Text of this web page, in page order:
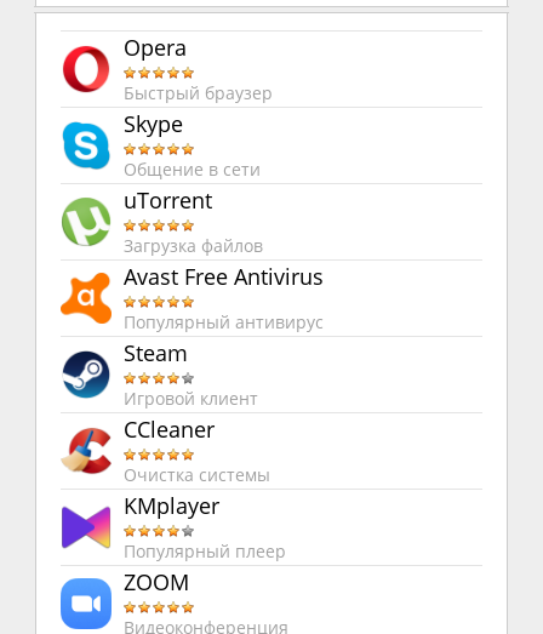
Opera
Быстрый браузер
Skype
Общение в сети
uTorrent
Загрузка файлов
Avast Free Antivirus
Популярный антивирус
Steam
Игровой клиент
CCleaner
Очистка системы
KMplayer
Популярный плеер
ZOOM
Видеоконференция